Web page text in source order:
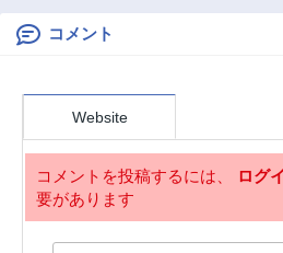
細腕繫盛記
最強へと成り
コメント
Website
コメントを投稿するには、 ログ
要があります